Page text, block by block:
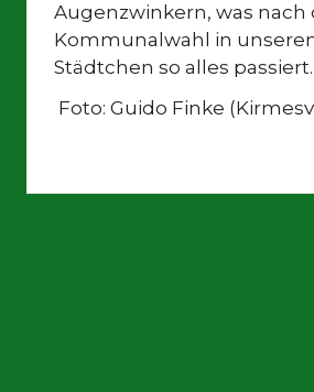
Augenzwinkern, was nach
Kommunalwahl in
Städtchen so alles passiert.
Foto: Guido Finke